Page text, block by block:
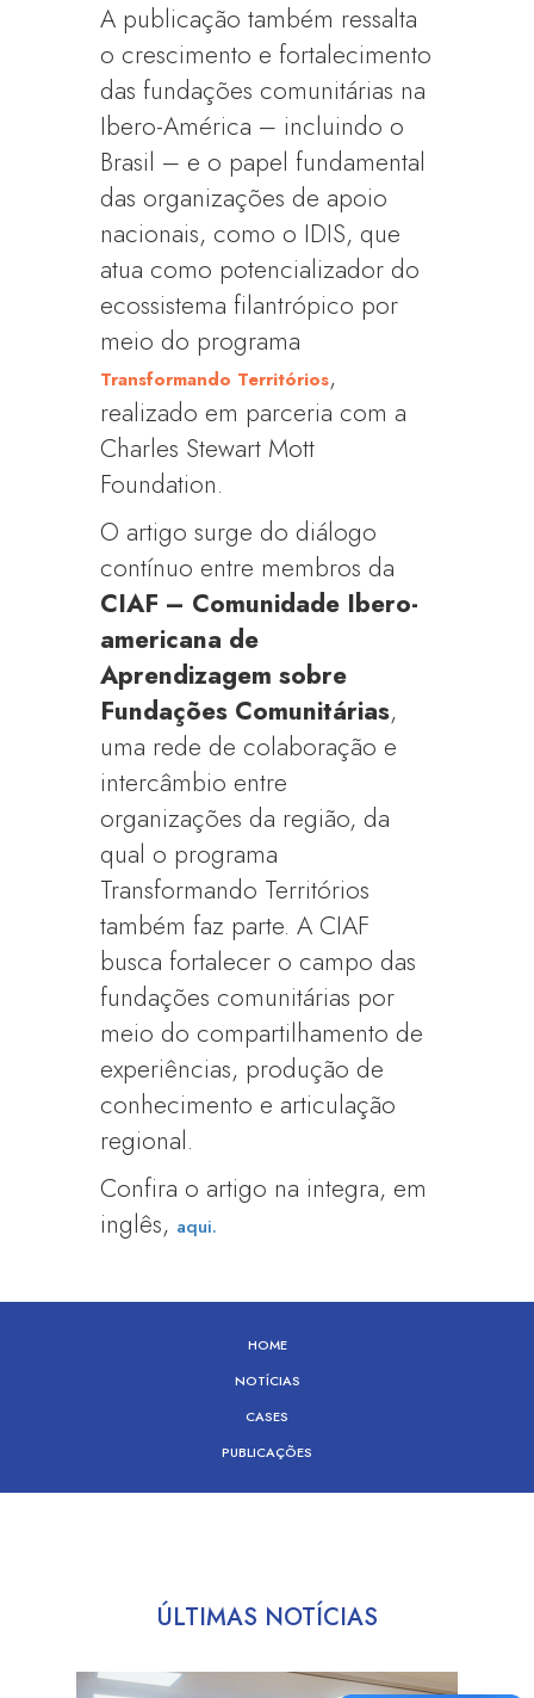
A publicação também ressalta
o crescimento e fortalecimento
das fundações comunitárias na
Ibero-América – incluindo o
Brasil – e o papel fundamental
das organizações de apoio
nacionais, como o IDIS, que
atua como potencializador do
ecossistema filantrópico por
meio do programa
Transformando Territórios,
realizado em parceria com a
Charles Stewart Mott
Foundation.
O artigo surge do diálogo
contínuo entre membros da
CIAF – Comunidade Ibero-
americana de
Aprendizagem sobre
Fundações Comunitárias,
uma rede de colaboração e
intercâmbio entre
organizações da região, da
qual o programa
Transformando Territórios
também faz parte. A CIAF
busca fortalecer o campo das
fundações comunitárias por
meio do compartilhamento de
experiências, produção de
conhecimento e articulação
regional.
Confira o artigo na integra, em
inglês, aqui.
HOME
NOTÍCIAS
CASES
PUBLICAÇÕES
ÚLTIMAS NOTÍCIAS